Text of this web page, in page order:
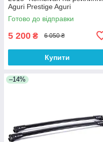
Aguri Prestige Aguri
Готово до відправки
5 200 ₴ 6 050 ₴
Купити
–14%